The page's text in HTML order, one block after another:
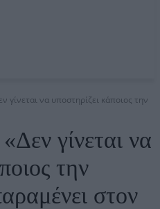
γίνεται να υποστηρίζει κάποιος την
γίνεται να
την
στον